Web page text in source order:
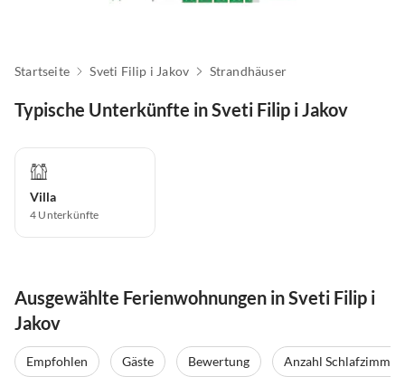
Startseite Sveti Filip i Jakov Strandhäuser
Typische Unterkünfte in Sveti Filip i Jakov
Villa
4 Unterkünfte
Ausgewählte Ferienwohnungen in Sveti Filip i
Jakov
Empfohlen Gäste Bewertung
Anzahl Schlafzimmer